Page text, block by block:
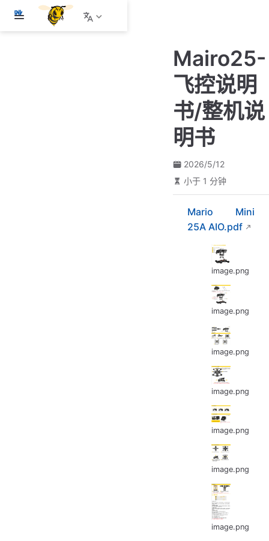
跳
Mairo25-
飞控说明
书/整机说
明书
2026/5/12
小于 1 分钟
Mario Mini
25A AIO.pdf
image.png
image.png
image.png
image.png
image.png
image.png
image.png